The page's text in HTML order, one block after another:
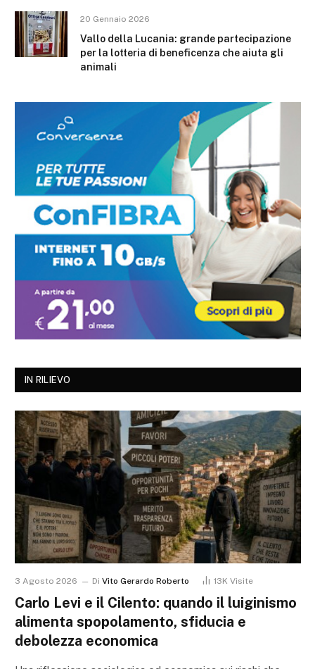
20 Gennaio 2026
Vallo della Lucania: grande partecipazione
per la lotteria di beneficenza che aiuta gli
animali
IN RILIEVO
3 Agosto 2026 Di Vito Gerardo Roberto 13K Visite
Carlo Levi e il Cilento: quando il luiginismo
alimenta spopolamento, sfiducia e
debolezza economica